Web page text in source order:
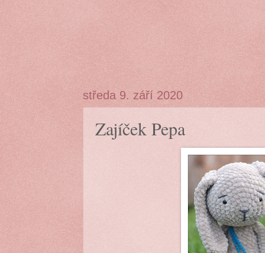
středa 9. září 2020
Zajíček Pepa